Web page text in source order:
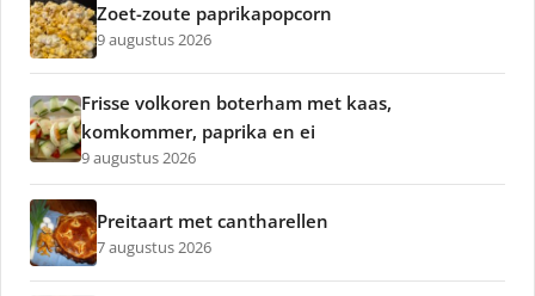
Zoet-zoute paprikapopcorn
9 augustus 2026
Frisse volkoren boterham met kaas,
komkommer, paprika en ei
9 augustus 2026
Preitaart met cantharellen
7 augustus 2026